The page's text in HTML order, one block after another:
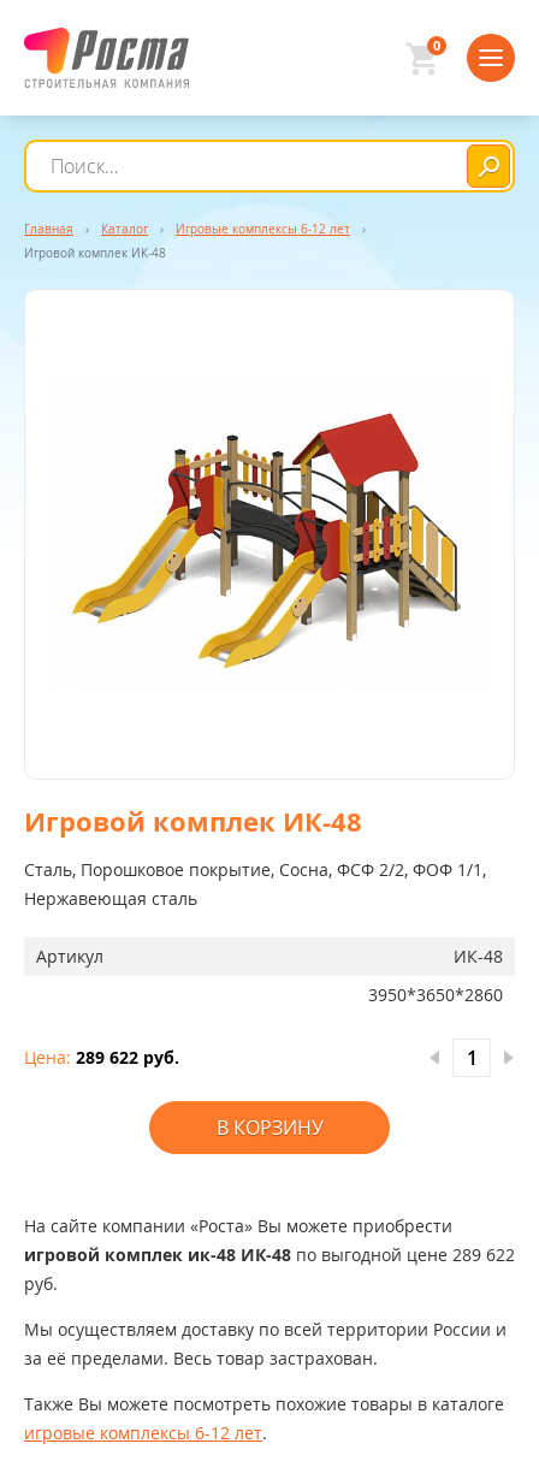
Главная › Каталог › Игровые комплексы 6-12 лет
›
Игровой комплек ИК-48
Игровой комплек ИК-48
Сталь, Порошковое покрытие, Сосна, ФСФ 2/2, ФОФ 1/1,
Нержавеющая сталь
Артикул
ИК-48
3950*3650*2860
Цена: 289 622 руб.
В КОРЗИНУ
На сайте компании «Роста» Вы можете приобрести
игровой комплек ик-48 ИК-48 по выгодной цене 289 622
руб.
Мы осуществляем доставку по всей территории России и
за её пределами. Весь товар застрахован.
Также Вы можете посмотреть похожие товары в каталоге
игровые комплексы 6-12 лет.
0